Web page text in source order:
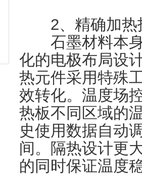
2、​​精确加热
石墨材料本身
化的电极布局设
热元件采用特殊
效转化。温度场
热板不同区域的
史使用数据自动
间。隔热设计更
的同时保证温度